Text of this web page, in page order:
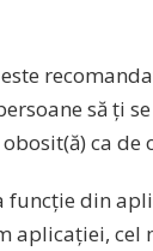
să ți
ca de
funcție din
aplicației, cel